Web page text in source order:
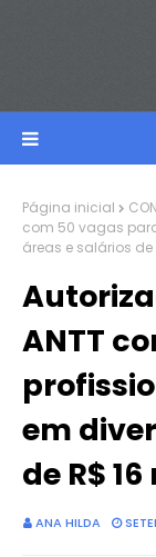
Página inicial
com 50 vagas
áreas e salários de
ANTT
em
de R$
ANA HILDA